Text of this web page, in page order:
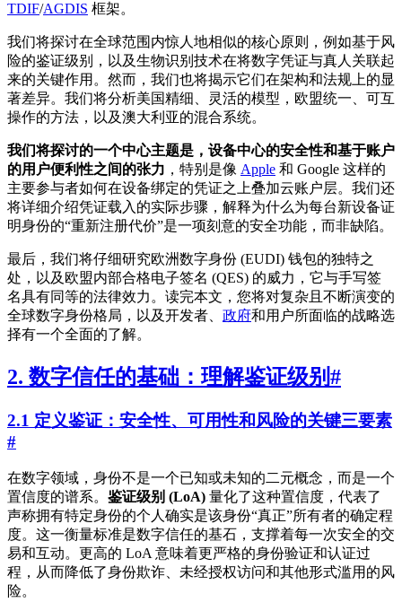
TDIF/AGDIS 框架。
我们将探讨在全球范围内惊人地相似的核心原则，例如基于风
险的鉴证级别，以及生物识别技术在将数字凭证与真人关联起
来的关键作用。然而，我们也将揭示它们在架构和法规上的显
著差异。我们将分析美国精细、灵活的模型，欧盟统一、可互
操作的方法，以及澳大利亚的混合系统。
我们将探讨的一个中心主题是，设备中心的安全性和基于账户
的用户便利性之间的张力 ，特别是像 Apple 和 Google 这样的
主要参与者如何在设备绑定的凭证之上叠加云账户层。我们还
将详细介绍凭证载入的实际步骤，解释为什么为每台新设备证
明身份的“重新注册代价”是一项刻意的安全功能，而非缺陷。
最后，我们将仔细研究欧洲数字身份 (EUDI) 钱包的独特之
处，以及欧盟内部合格电子签名 (QES) 的威力，它与手写签
名具有同等的法律效力。读完本文，您将对复杂且不断演变的
全球数字身份格局，以及开发者、 政府和用户所面临的战略选
择有一个全面的了解。
2. 数字信任的基础：理解鉴证级别#
2.1 定义鉴证：安全性、可用性和风险的关键三要素
#
在数字领域，身份不是一个已知或未知的二元概念，而是一个
置信度的谱系。 鉴证级别 (LoA) 量化了这种置信度，代表了
声称拥有特定身份的个人确实是该身份“真正”所有者的确定程
度。这一衡量标准是数字信任的基石，支撑着每一次安全的交
易和互动。更高的 LoA 意味着更严格的身份验证和认证过
程，从而降低了身份欺诈、未经授权访问和其他形式滥用的风
险。